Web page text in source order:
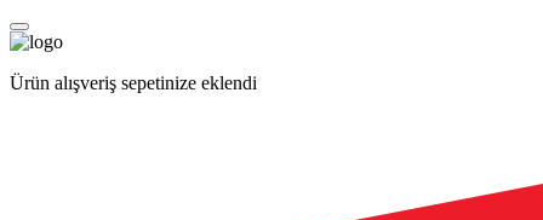
Ürün alışveriş sepetinize eklendi